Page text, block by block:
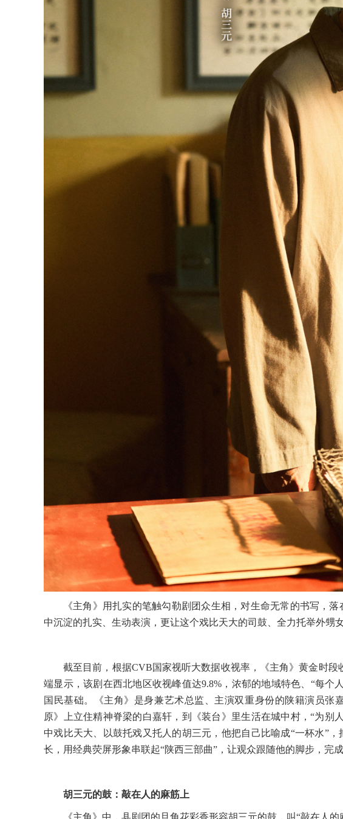
《主角》用扎实的笔触勾勒剧团众生相，对生命无常的书写，
中沉淀的扎实、生动表演，更让这个戏比天大的司鼓、全力托举外甥
截至目前，根据CVB国家视听大数据收视率，《主角》黄金时
端显示，该剧在西北地区收视峰值达9.8%，浓郁的地域特色、“每个
国民基础。《主角》是身兼艺术总监、主演双重身份的陕籍演员张
原》上立住精神脊梁的白嘉轩，到《装台》里生活在城中村，“为别
中戏比天大、以鼓托戏又托人的胡三元，他把自己比喻成“一杯水”
长，用经典荧屏形象串联起“陕西三部曲”，让观众跟随他的脚步，完
胡三元的鼓：敲在人的麻筋上
《主角》 中，县剧团的旦角花彩香形容胡三元的鼓，叫“敲在人的